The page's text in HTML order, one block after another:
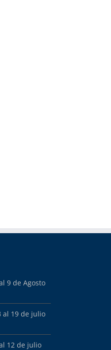
9 de Agosto
al 19 de julio
12 de julio